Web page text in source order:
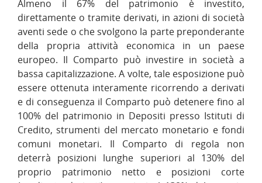
Almeno il 67% del patrimonio è investito,
direttamente o tramite derivati, in azioni di società
aventi sede o che svolgono la parte preponderante
della propria attività economica in un paese
europeo. Il Comparto può investire in società a
bassa capitalizzazione. A volte, tale esposizione può
essere ottenuta interamente ricorrendo a derivati
e di conseguenza il Comparto può detenere fino al
100% del patrimonio in Depositi presso Istituti di
Credito, strumenti del mercato monetario e fondi
comuni monetari. Il Comparto di regola non
deterrà posizioni lunghe superiori al 130% del
proprio patrimonio netto e posizioni corte